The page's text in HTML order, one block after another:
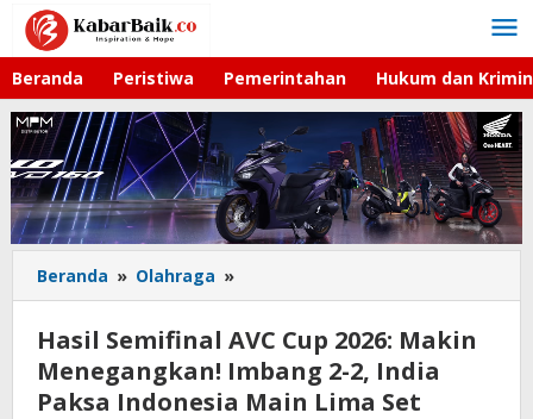
Lewati
konten
Beranda Peristiwa Pemerintahan Hukum dan
Beranda » Olahraga »
Semifinal
Cup
2026:
Makin
Hasil Semifinal AVC Cup 2026: Makin
Menegangkan! Imbang 2-2, India
Paksa Indonesia Main Lima Set